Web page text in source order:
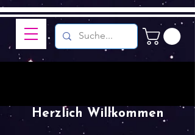
Herzlich Willkommen